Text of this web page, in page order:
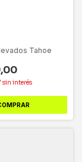
Tahoe
sin interés